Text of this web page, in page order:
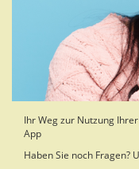
Ihr Weg zur Nutzung
App
Haben Sie noch Fragen?